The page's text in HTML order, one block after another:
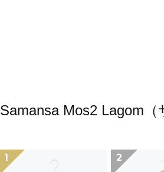
Samansa Mos2 Lagom
1 2